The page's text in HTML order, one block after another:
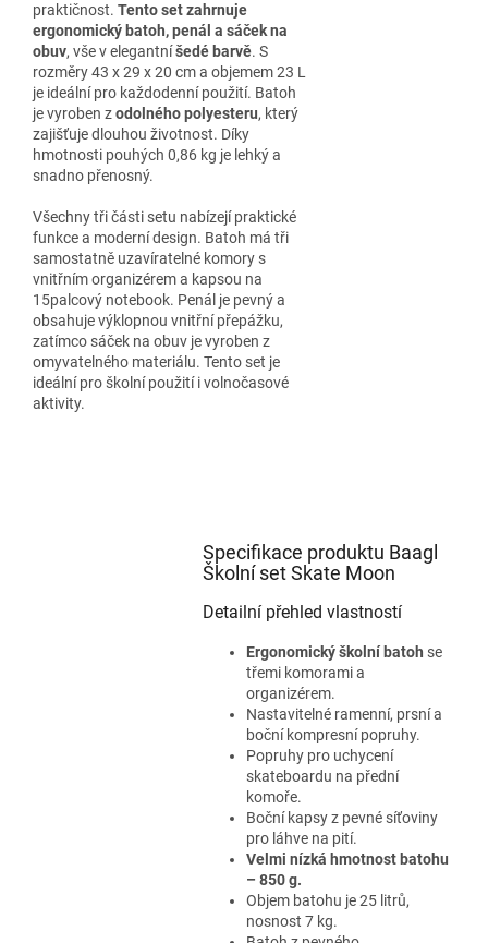
praktičnost. Tento set zahrnuje
ergonomický batoh, penál a sáček na
obuv, vše v elegantníšedé barvě. S
rozměry 43 x 29 x 20 cm a objemem 23 L
je ideální pro každodenní použití. Batoh
je vyroben zodolného polyesteru, který
zajišťuje dlouhou životnost. Díky
hmotnosti pouhých 0,86 kg je lehký a
snadno přenosný.
Všechny tři části setu nabízejí praktické
funkce a moderní design. Batoh má tři
samostatně uzavíratelné komory s
vnitřním organizérem a kapsou na
15palcový notebook. Penál je pevný a
obsahuje výklopnou vnitřní přepážku,
zatímco sáček na obuv je vyroben z
omyvatelného materiálu. Tento set je
ideální pro školní použití i volnočasové
aktivity.
Specifikace produktu Baagl
Školní set Skate Moon
Detailní přehled vlastností
Ergonomický školní batoh se
třemi komorami a
organizérem.
Nastavitelné ramenní, prsní a
boční kompresní popruhy.
Popruhy pro uchycení
skateboardu na přední
komoře.
Boční kapsy z pevné síťoviny
pro láhve na pití.
Velmi nízká hmotnost batohu
– 850 g.
Objem batohu je 25 litrů,
nosnost 7 kg.